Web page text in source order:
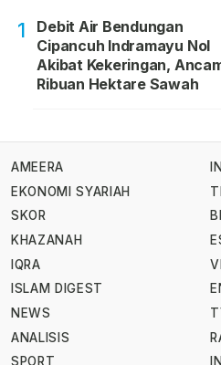
1
Debit Air Bendungan
Cipancuh Indramayu Nol
Akibat Kekeringan,
Ribuan Hektare Sawah
AMEERA
EKONOMI SYARIAH
SKOR
KHAZANAH
IQRA
ISLAM DIGEST
NEWS
ANALISIS
SPORT